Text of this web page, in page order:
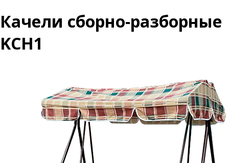
Качели сборно-разборные
KCH1